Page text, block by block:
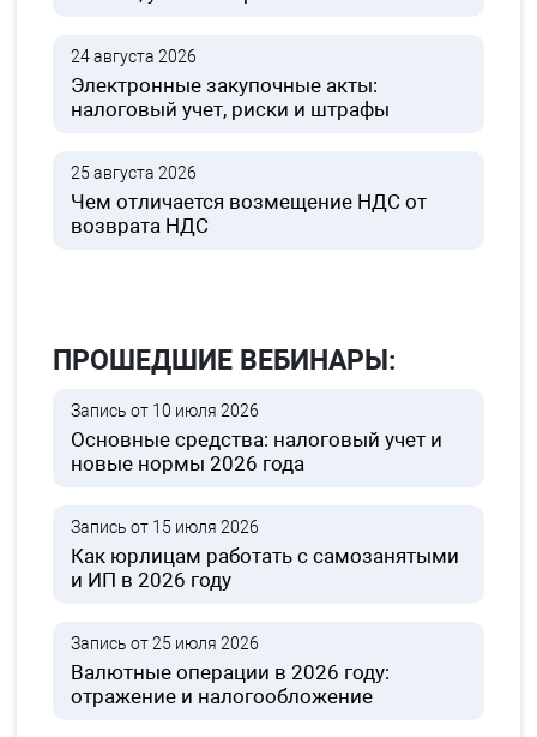
24 августа 2026
Электронные закупочные акты:
налоговый учет, риски и штрафы
25 августа 2026
Чем отличается возмещение НДС от
возврата НДС
ПРОШЕДШИЕ ВЕБИНАРЫ:
Запись от 10 июля 2026
Основные средства: налоговый учет и
новые нормы 2026 года
Запись от 15 июля 2026
Как юрлицам работать с самозанятыми
и ИП в 2026 году
Запись от 25 июля 2026
Валютные операции в 2026 году:
отражение и налогообложение